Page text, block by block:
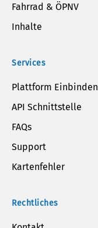
Fahrrad & ÖPNV
Inhalte
Services
Plattform Einbinden
API Schnittstelle
FAQs
Support
Kartenfehler
Rechtliches